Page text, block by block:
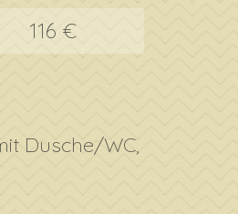
116 €
Dusche/WC,